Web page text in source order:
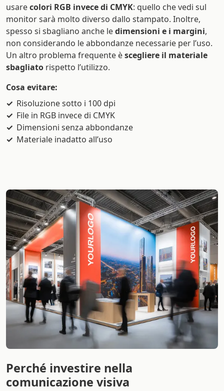
usarecolori RGB invece di CMYK: quello che vedi sul
monitor sarà molto diverso dallo stampato. Inoltre,
spesso si sbagliano anche ledimensioni e i margini,
non considerando le abbondanze necessarie per l’uso.
Un altro problema frequente èscegliere il materiale
sbagliato rispetto l’utilizzo.
Cosa evitare:
Risoluzione sotto i 100 dpi
File in RGB invece di CMYK
Dimensioni senza abbondanze
Materiale inadatto all’uso
Perché investire nella
comunicazione visiva